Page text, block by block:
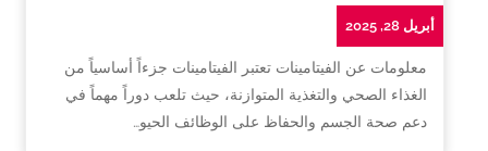
أبريل 28, 2025
معلومات عن الفيتامينات تعتبر الفيتامينات جزءاً أساسياً من
الغذاء الصحي والتغذية المتوازنة، حيث تلعب دوراً مهماً في
دعم صحة الجسم والحفاظ على الوظائف الحيو…